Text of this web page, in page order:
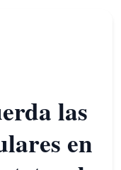
las
en